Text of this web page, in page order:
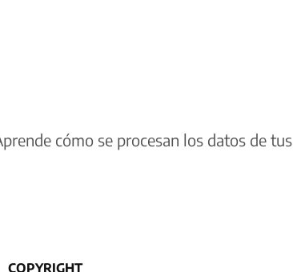
cómo se procesan los datos de tus
COPYRIGHT